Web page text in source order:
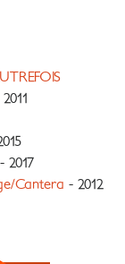
- 2017
Cantera - 2012